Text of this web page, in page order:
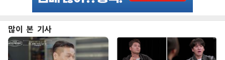
많이 본 기사